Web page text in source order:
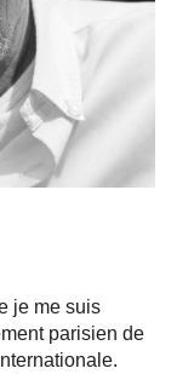
je me suis
parisien de